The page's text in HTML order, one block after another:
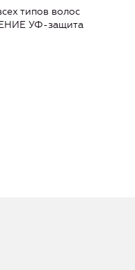
типов волос
УФ-защита